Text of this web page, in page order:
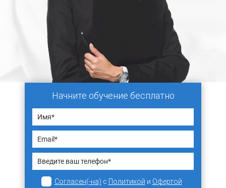
Начните обучение бесплатно
Согласен(-на) с Политикой и Офертой